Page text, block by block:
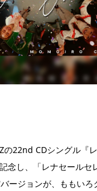
の22nd CDシングル『
念し、「レナセールセ
ージョンが、ももいろ